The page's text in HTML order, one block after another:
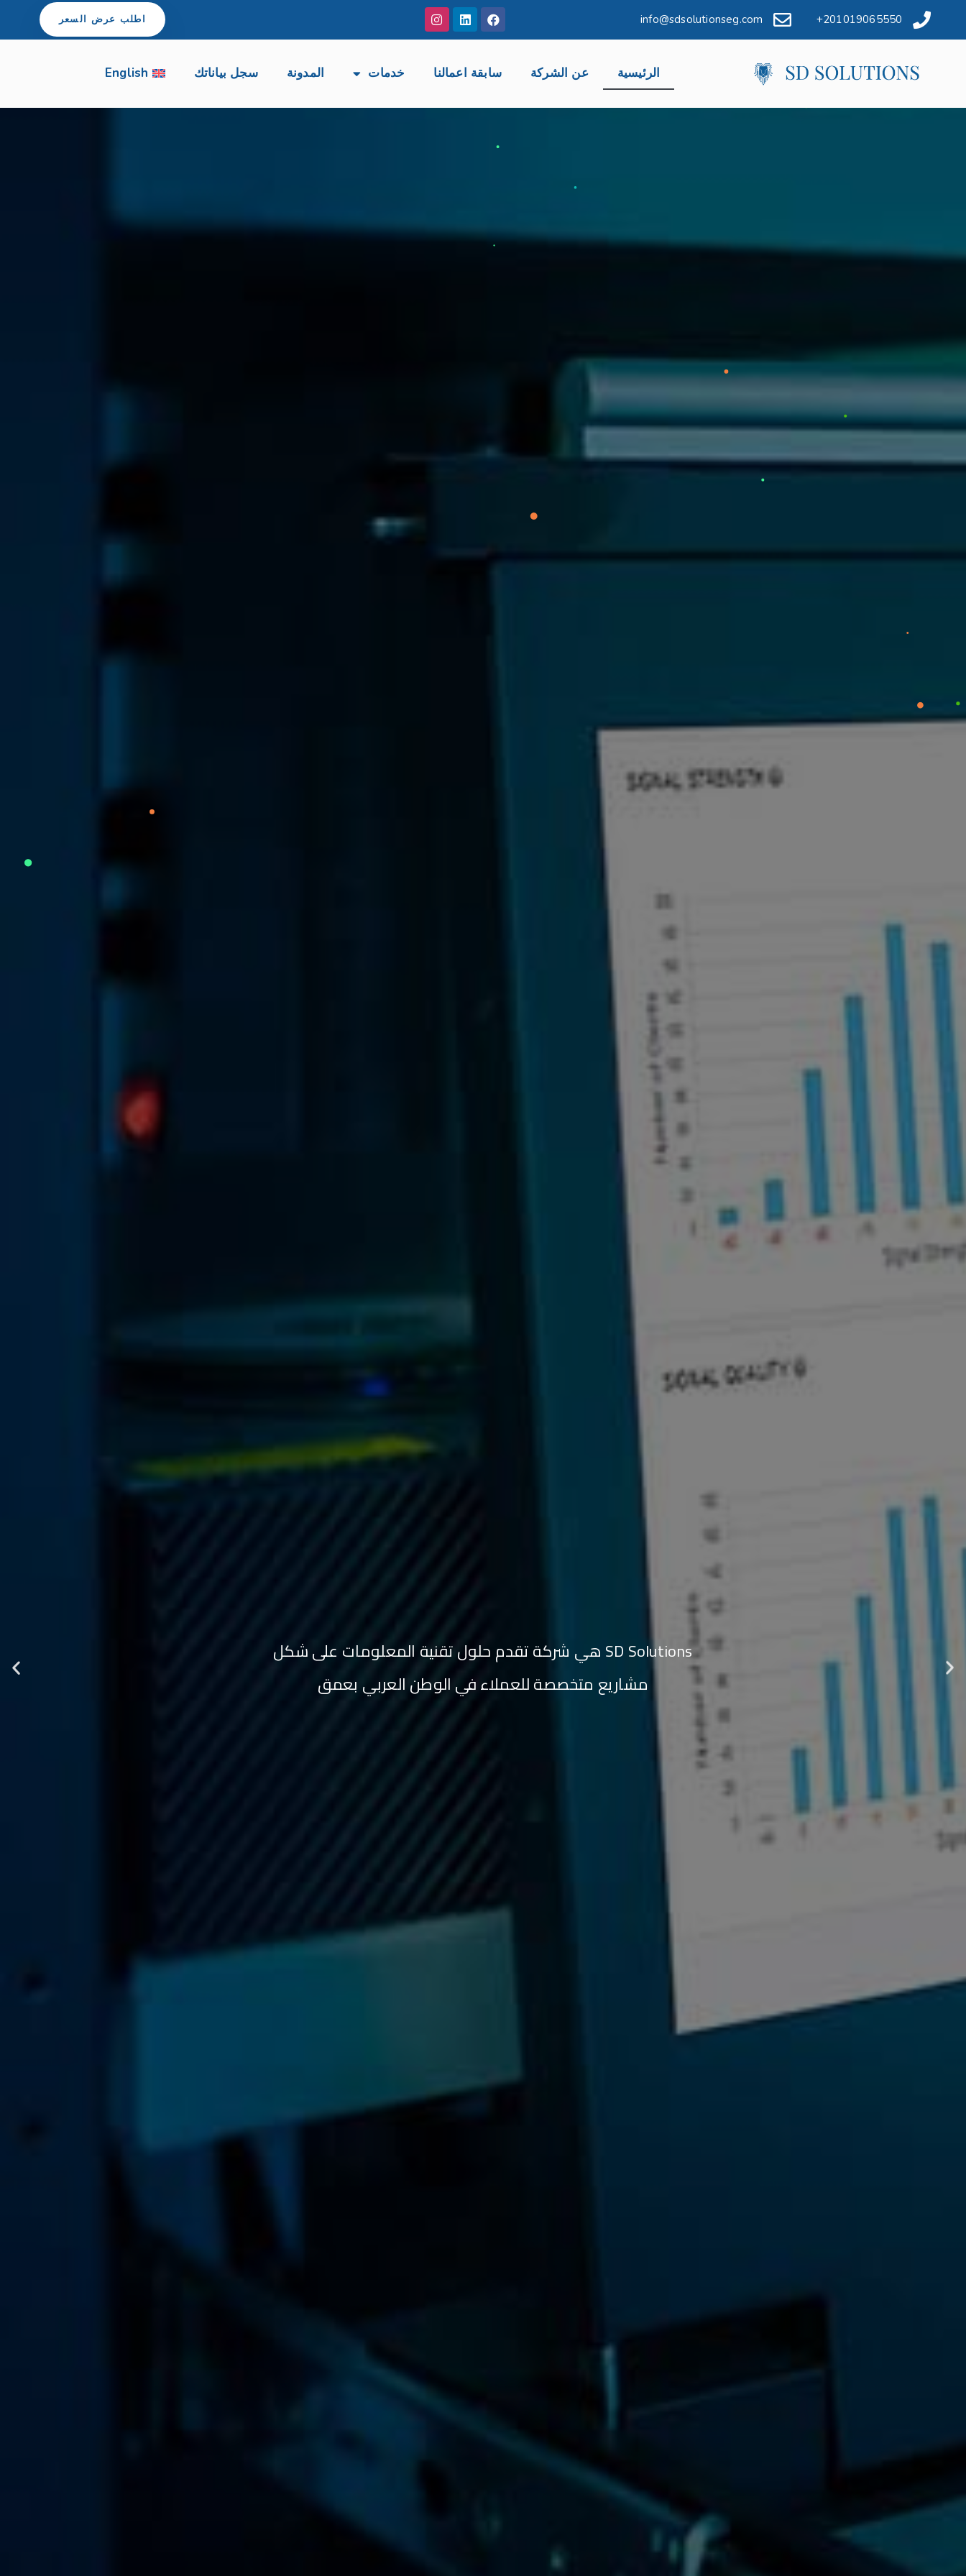
201019065550+
info@sdsolutionseg.com اطلب عرض السعر
الرئيسية عن الشركة سابقة اعمالنا خدمات المدونة سجل بياناتك English